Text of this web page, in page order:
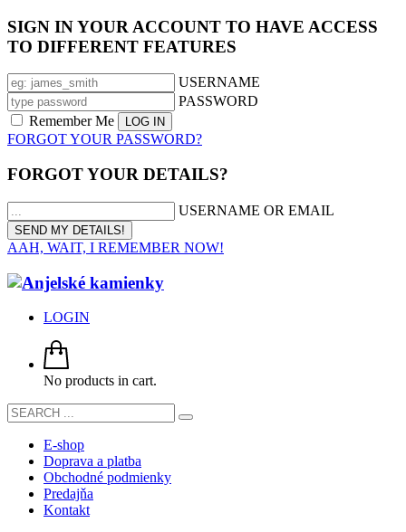
SIGN IN YOUR ACCOUNT TO HAVE ACCESS
TO DIFFERENT FEATURES
USERNAME
PASSWORD
Remember Me
FORGOT YOUR PASSWORD?
FORGOT YOUR DETAILS?
USERNAME OR EMAIL
AAH, WAIT, I REMEMBER NOW!
LOGIN
No products in cart.
E-shop
Doprava a platba
Obchodné podmienky
Predajňa
Kontakt